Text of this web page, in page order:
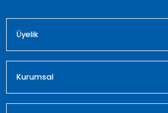
Üyelik
Kurumsal